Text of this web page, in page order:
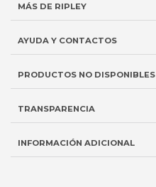
MÁS DE RIPLEY
AYUDA Y CONTACTOS
PRODUCTOS NO DISPONIBLES
TRANSPARENCIA
INFORMACIÓN ADICIONAL